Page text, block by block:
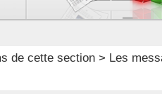
de cette section> Les